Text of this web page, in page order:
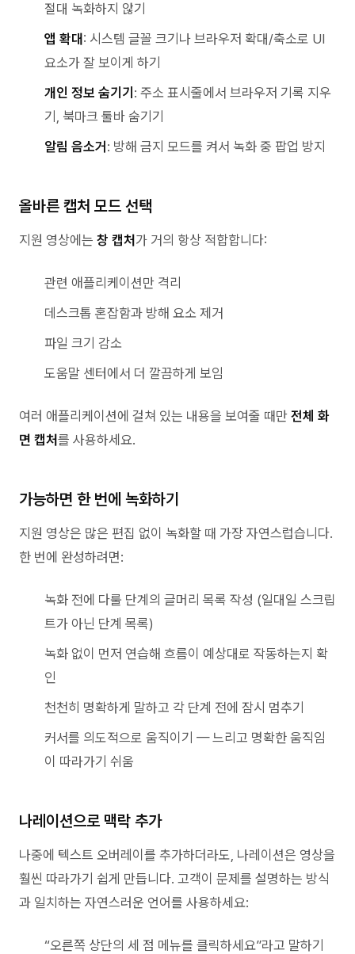
절대 녹화하지 않기
앱 확대 : 시스템 글꼴 크기나 브라우저 확대/축소로 UI
요소가 잘 보이게 하기
개인 정보 숨기기 : 주소 표시줄에서 브라우저 기록 지우
기, 북마크 툴바 숨기기
알림 음소거 : 방해 금지 모드를 켜서 녹화 중 팝업 방지
올바른 캡처 모드 선택
지원 영상에는 창 캡처 가 거의 항상 적합합니다:
관련 애플리케이션만 격리
데스크톱 혼잡함과 방해 요소 제거
파일 크기 감소
도움말 센터에서 더 깔끔하게 보임
여러 애플리케이션에 걸쳐 있는 내용을 보여줄 때만 전체 화
면 캡처를 사용하세요.
가능하면 한 번에 녹화하기
지원 영상은 많은 편집 없이 녹화할 때 가장 자연스럽습니다.
한 번에 완성하려면:
녹화 전에 다룰 단계의 글머리 목록 작성 (일대일 스크립
트가 아닌 단계 목록)
녹화 없이 먼저 연습해 흐름이 예상대로 작동하는지 확
인
천천히 명확하게 말하고 각 단계 전에 잠시 멈추기
커서를 의도적으로 움직이기 — 느리고 명확한 움직임
이 따라가기 쉬움
나레이션으로 맥락 추가
나중에 텍스트 오버레이를 추가하더라도, 나레이션은 영상을
훨씬 따라가기 쉽게 만듭니다. 고객이 문제를 설명하는 방식
과 일치하는 자연스러운 언어를 사용하세요:
“오른쪽 상단의 세 점 메뉴를 클릭하세요”라고 말하기